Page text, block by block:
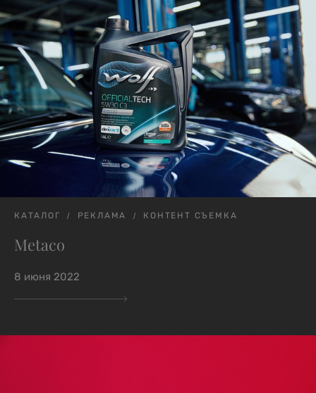
КАТАЛОГ РЕКЛАМА КОНТЕНТ СЪЕМКА
Metaco
8 июня 2022